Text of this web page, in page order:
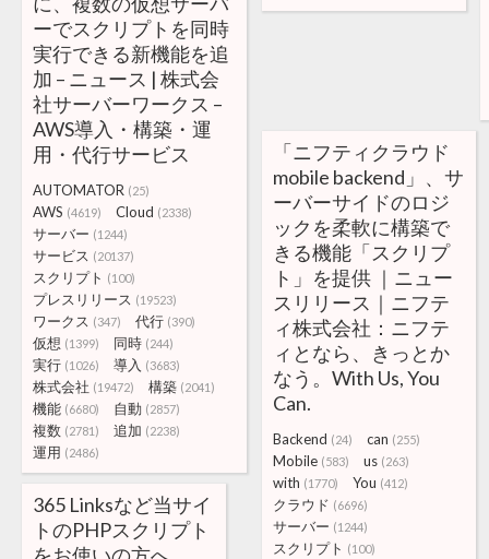
ーでスクリプトを同時
実行できる新機能を追
加 – ニュース | 株式会
社サーバーワークス –
AWS導入・構築・運
用・代行サービス
AUTOMATOR (25)
AWS (4619) Cloud (2338)
サーバー (1244)
サービス (20137)
スクリプト (100)
プレスリリース (19523)
ワークス (347) 代行 (390)
仮想 (1399) 同時 (244)
実行 (1026) 導入 (3683)
株式会社 (19472) 構築 (2041)
機能 (6680) 自動 (2857)
複数 (2781) 追加 (2238)
運用 (2486)
「ニフティクラウド
mobile backend」、サ
ーバーサイドのロジ
ックを柔軟に構築で
きる機能「スクリプ
ト」を提供 ｜ニュー
スリリース｜ニフテ
ィ株式会社：ニフテ
ィとなら、きっとか
なう。With Us, You
Can.
Backend (24) can (255)
Mobile (583) us (263)
with (1770) You (412)
クラウド (6696)
サーバー (1244)
スクリプト (100)
365 Linksなど当サイ
トのPHPスクリプト